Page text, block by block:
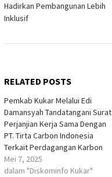
Hadirkan Pembangunan Lebih
Inklusif
RELATED POSTS
Pemkab Kukar Melalui Edi
Damansyah Tandatangani Surat
Perjanjian Kerja Sama Dengan
PT. Tirta Carbon Indonesia
Terkait Perdagangan Karbon
Mei 7, 2025
dalam "Diskominfo Kukar"